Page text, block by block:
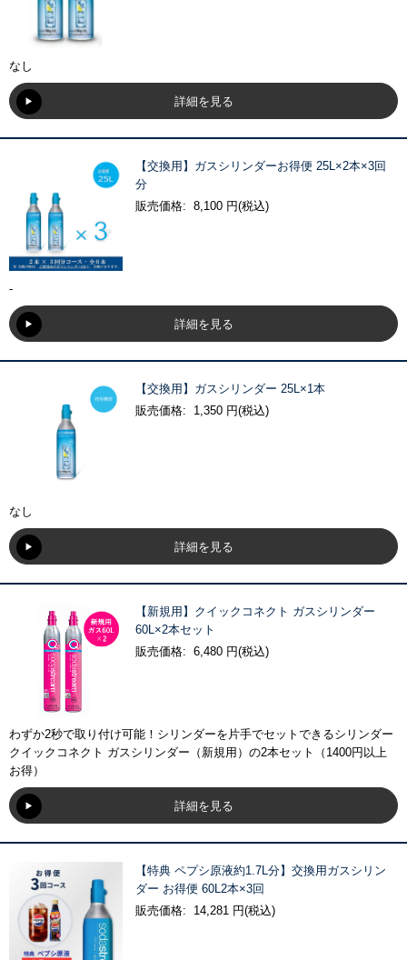
なし
詳細を見る
【交換用】ガスシリンダーお得便 25L×2本×3回
分
販売価格: 8,100 円(税込)
-
詳細を見る
【交換用】ガスシリンダー 25L×1本
販売価格: 1,350 円(税込)
なし
詳細を見る
【新規用】クイックコネクト ガスシリンダー
60L×2本セット
販売価格: 6,480 円(税込)
わずか2秒で取り付け可能！シリンダーを片手でセットできるシリンダー
クイックコネクト ガスシリンダー（新規用）の2本セット（1400円以上
お得）
詳細を見る
【特典 ペプシ原液約1.7L分】交換用ガスシリン
ダー お得便 60L2本×3回
販売価格: 14,281 円(税込)